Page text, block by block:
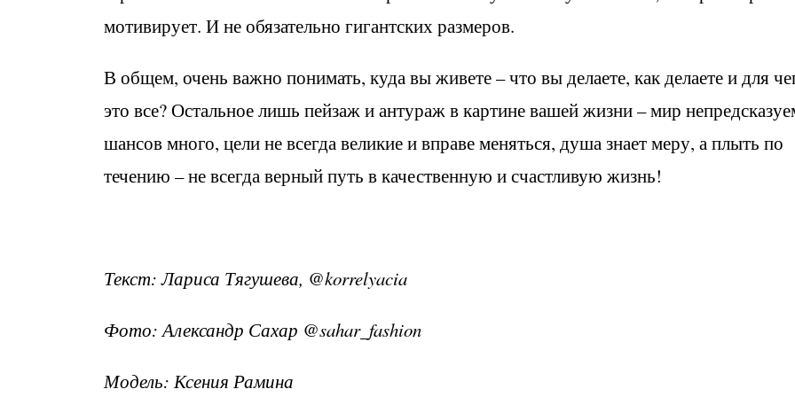
мотивирует. И не обязательно гигантских размеров.
В общем, очень важно понимать, куда вы живете – что вы делаете, как делаете и для
это все? Остальное лишь пейзаж и антураж в картине вашей жизни – мир
шансов много, цели не всегда великие и вправе меняться, душа знает меру, а плыть по
течению – не всегда верный путь в качественную и счастливую жизнь!
Текст: Лариса Тягушева, @korrelyacia
Фото: Александр Сахар @sahar_fashion
Модель: Ксения Рамина